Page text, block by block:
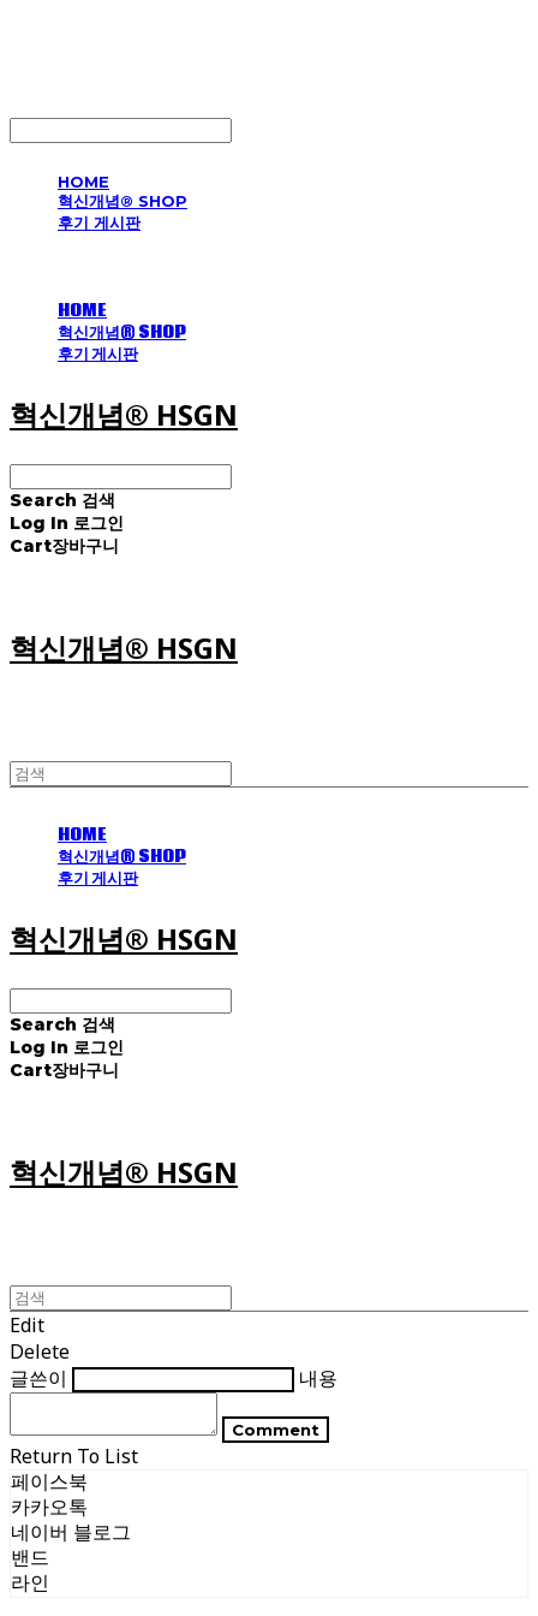
HOME
혁신개념® SHOP
후기 게시판
HOME
혁신개념® SHOP
후기 게시판
혁신개념® HSGN
Search 검색
Log In 로그인
Cart장바구니
혁신개념® HSGN
HOME
혁신개념® SHOP
후기 게시판
혁신개념® HSGN
Search 검색
Log In 로그인
Cart장바구니
혁신개념® HSGN
Edit
Delete
글쓴이
내용
Comment
Return To List
페이스북
카카오톡
네이버 블로그
밴드
라인